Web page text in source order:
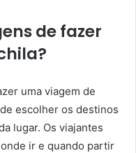
de fazer
uma viagem de
escolher os destinos
lugar. Os viajantes
ir e quando partir